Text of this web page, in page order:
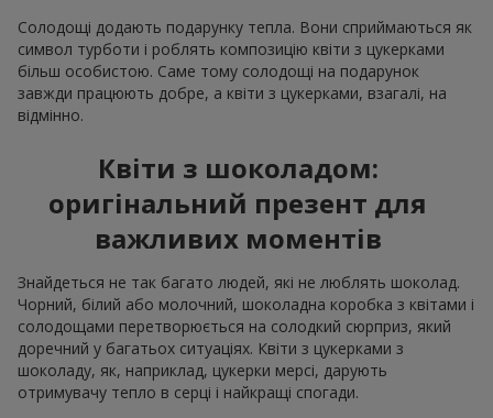
Солодощі додають подарунку тепла. Вони сприймаються як
символ турботи і роблять композицію квіти з цукерками
більш особистою. Саме тому солодощі на подарунок
завжди працюють добре, а квіти з цукерками, взагалі, на
відмінно.
Квіти з шоколадом:
оригінальний презент для
важливих моментів
Знайдеться не так багато людей, які не люблять шоколад.
Чорний, білий або молочний, шоколадна коробка з квітами і
солодощами перетворюється на солодкий сюрприз, який
доречний у багатьох ситуаціях. Квіти з цукерками з
шоколаду, як, наприклад, цукерки мерсі, дарують
отримувачу тепло в серці і найкращі спогади.